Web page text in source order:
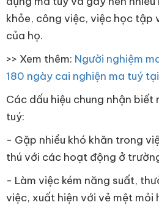
khỏe, công việc, việc học tập
của họ.
>> Xem thêm: Người nghiệm
180 ngày cai nghiện ma tuý
Các dấu hiệu chung nhận biết
tuý:
- Gặp nhiều khó khăn trong
thú với các hoạt động ở
- Làm việc kém năng suất,
việc, xuất hiện với vẻ mệt mỏi